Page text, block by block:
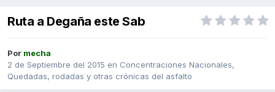
Ruta a Degaña este Sab
Por mecha
2 de Septiembre del 2015 en Concentraciones Nacionales,
Quedadas, rodadas y otras crónicas del asfalto